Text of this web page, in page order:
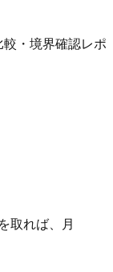
・境界確認レポ
取れば、月